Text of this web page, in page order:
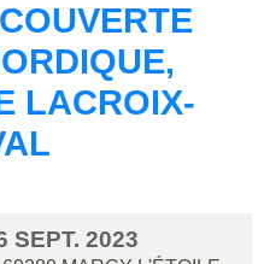
LACROIX-
SEPT. 2023